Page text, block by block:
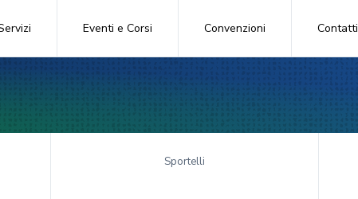
Eventi e Corsi Convenzioni Contatti
Sportelli